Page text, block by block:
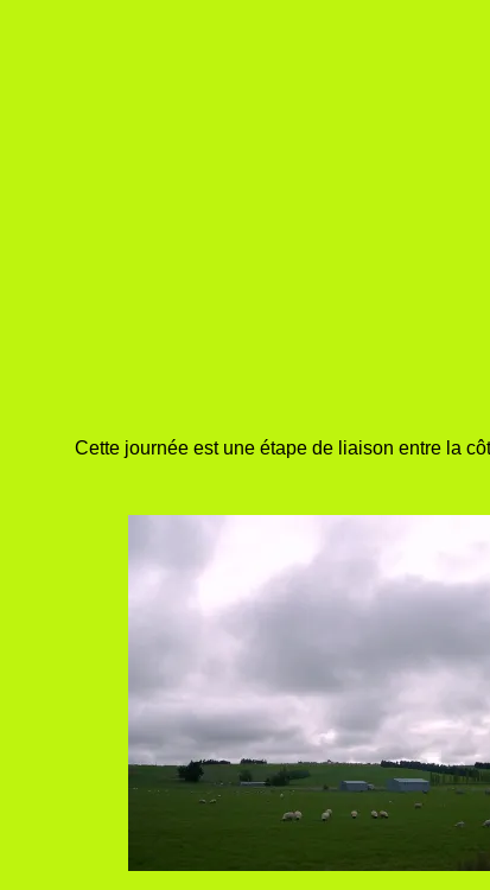
Cette journée est une étape de liaison entre la